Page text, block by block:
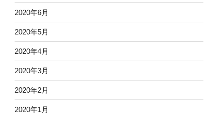
2020年6月
2020年5月
2020年4月
2020年3月
2020年2月
2020年1月